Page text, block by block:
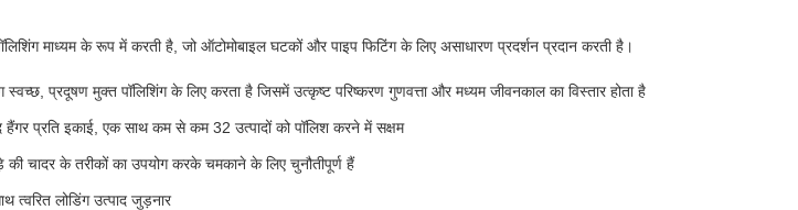
माध्यम के रूप में करती है, जो ऑटोमोबाइल घटकों और पाइप फिटिंग के लिए असाधारण प्रदर्शन प्रदान करती है।
प्रदूषण मुक्त पॉलिशिंग के लिए करता है जिसमें उत्कृष्ट परिष्करण गुणवत्ता और मध्यम जीवनकाल का विस्तार होता है
हैंगर प्रति इकाई, एक साथ कम से कम 32 उत्पादों को पॉलिश करने में सक्षम
चादर के तरीकों का उपयोग करके चमकाने के लिए चुनौतीपूर्ण हैं
लोडिंग उत्पाद जुड़नार